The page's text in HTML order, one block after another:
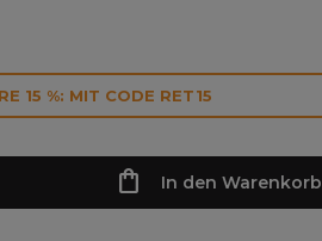
15 %: MIT CODE RET15
In den Warenkorb